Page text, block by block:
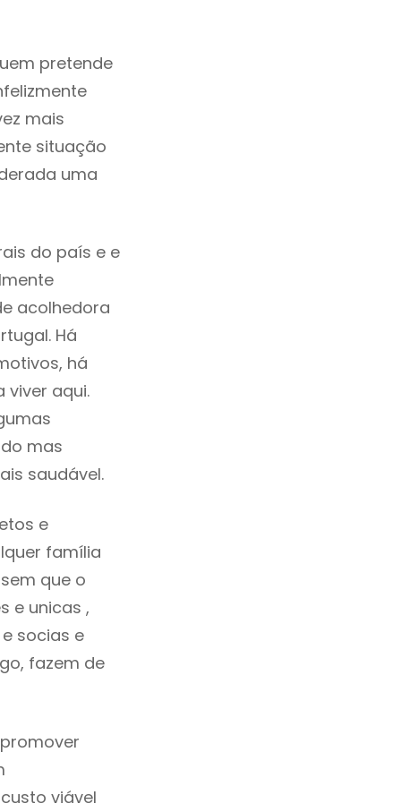
pretende
mais
situação
uma
do país e e
acolhedora
Há
há
aqui.
mas
saudável.
e
família
que o
e unicas ,
socias e
fazem de
viável